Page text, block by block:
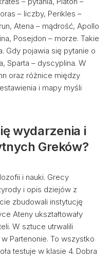
– liczby, Perikles –
Atena – mądrość, Apollo
Posejdon – morze. Takie
Gdy pojawia się pytanie o
Sparta – dyscyplina. W
oraz różnice między
i mapy myśli
wydarzenia i
Greków?
i nauki. Grecy
i opis dziejów z
zbudowali instytucję
Ateny ukształtowały
W sztuce utrwalili
Partenonie. To wszystko
testuje w klasie 4. Dobra